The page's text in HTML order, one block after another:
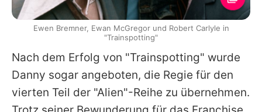
Nach dem Erfolg von "Trainspotting" wurde
Danny sogar angeboten, die Regie für den
vierten Teil der "Alien"-Reihe zu übernehmen.
Ewen Bremner, Ewan McGregor und Robert Carlyle in
"Trainspotting"